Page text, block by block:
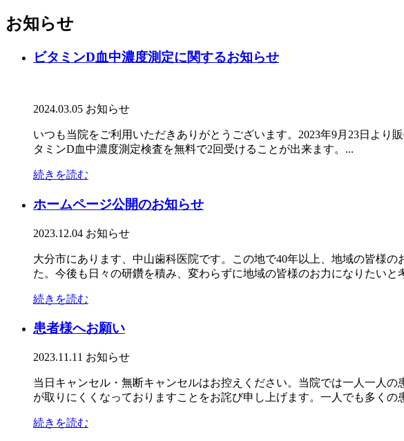
お知らせ
ビタミンD血中濃度測定に関するお知らせ
2024.03.05 お知らせ
いつも当院をご利用いただきありがとうございます。2023年9月23日よ
タミンD血中濃度測定検査を無料で2回受けることが出来ます。...
続きを読む
ホームページ公開のお知らせ
2023.12.04 お知らせ
大分市にあります、中山歯科医院です。この地で40年以上、地域の皆様
た。今後も日々の研鑽を積み、変わらずに地域の皆様のお力になりたいと
続きを読む
患者様へお願い
2023.11.11 お知らせ
当日キャンセル・無断キャンセルはお控えください。当院では一人一人
が取りにくくなっておりますことをお詫び申し上げます。一人でも多くの
続きを読む